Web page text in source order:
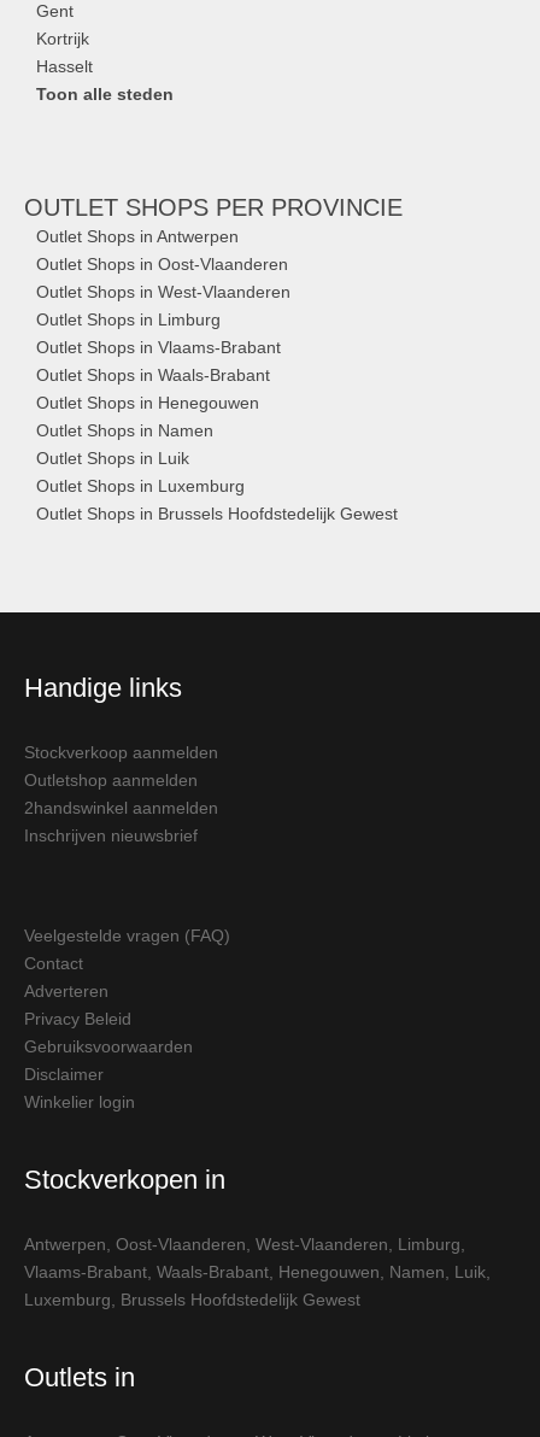
Gent
Kortrijk
Hasselt
Toon alle steden
OUTLET SHOPS PER PROVINCIE
Outlet Shops in Antwerpen
Outlet Shops in Oost-Vlaanderen
Outlet Shops in West-Vlaanderen
Outlet Shops in Limburg
Outlet Shops in Vlaams-Brabant
Outlet Shops in Waals-Brabant
Outlet Shops in Henegouwen
Outlet Shops in Namen
Outlet Shops in Luik
Outlet Shops in Luxemburg
Outlet Shops in Brussels Hoofdstedelijk Gewest
Handige links
Stockverkoop aanmelden
Outletshop aanmelden
2handswinkel aanmelden
Inschrijven nieuwsbrief
Veelgestelde vragen (FAQ)
Contact
Adverteren
Privacy Beleid
Gebruiksvoorwaarden
Disclaimer
Winkelier login
Stockverkopen in
Antwerpen Oost-Vlaanderen West-Vlaanderen Limburg
Vlaams-Brabant Waals-Brabant Henegouwen Namen Luik
Luxemburg
Brussels Hoofdstedelijk Gewest
Outlets in